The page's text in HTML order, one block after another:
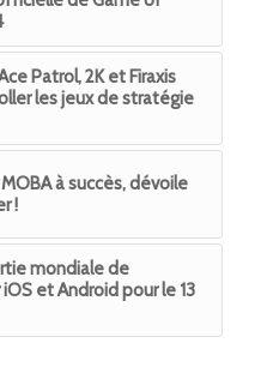
Patrol, 2K et Firaxis
les jeux de stratégie
à succès, dévoile
!
mondiale de
iOS et Android pour le 13